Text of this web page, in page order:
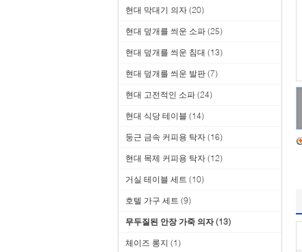
현대 막대기 의자 (20)
현대 덮개를 씌운 소파 (25)
현대 덮개를 씌운 침대 (13)
현대 덮개를 씌운 발판 (7)
현대 고전적인 소파 (24)
현대 식당 테이블 (14)
둥근 금속 커피용 탁자 (16)
현대 목제 커피용 탁자 (12)
거실 테이블 세트 (10)
호텔 가구 세트 (9)
무두질된 안장 가죽 의자 (13)
체이즈 롱지 (1)